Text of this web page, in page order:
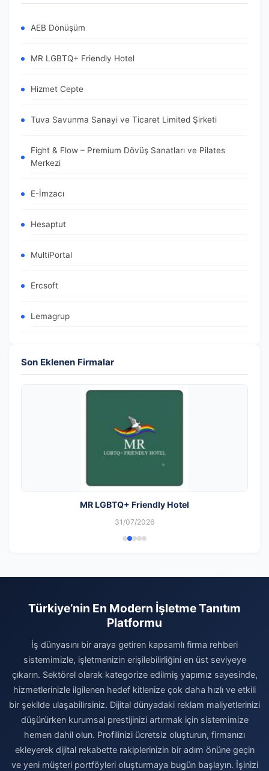
AEB Dönüşüm
MR LGBTQ+ Friendly Hotel
Hizmet Cepte
Tuva Savunma Sanayi ve Ticaret Limited Şirketi
Fight & Flow – Premium Dövüş Sanatları ve Pilates
Merkezi
E-İmzacı
Hesaptut
MultiPortal
Ercsoft
Lemagrup
Son Eklenen Firmalar
MR LGBTQ+ Friendly Hotel
31/07/2026
Türkiye’nin En Modern İşletme Tanıtım
Platformu
İş dünyasını bir araya getiren kapsamlı firma rehberi
sistemimizle, işletmenizin erişilebilirliğini en üst seviyeye
çıkarın. Sektörel olarak kategorize edilmiş yapımız sayesinde,
hizmetlerinizle ilgilenen hedef kitlenize çok daha hızlı ve etkili
bir şekilde ulaşabilirsiniz. Dijital dünyadaki reklam maliyetlerinizi
düşürürken kurumsal prestijinizi artırmak için sistemimize
hemen dahil olun. Profilinizi ücretsiz oluşturun, firmanızı
ekleyerek dijital rekabette rakiplerinizin bir adım önüne geçin
ve yeni müşteri portföyleri oluşturmaya bugün başlayın. İşinizi